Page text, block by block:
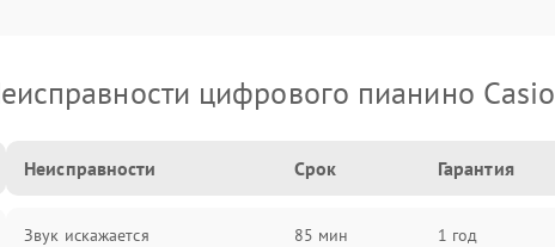
цифрового пианино Casio
Неисправности Срок Гарантия
Звук искажается 85 мин 1 год